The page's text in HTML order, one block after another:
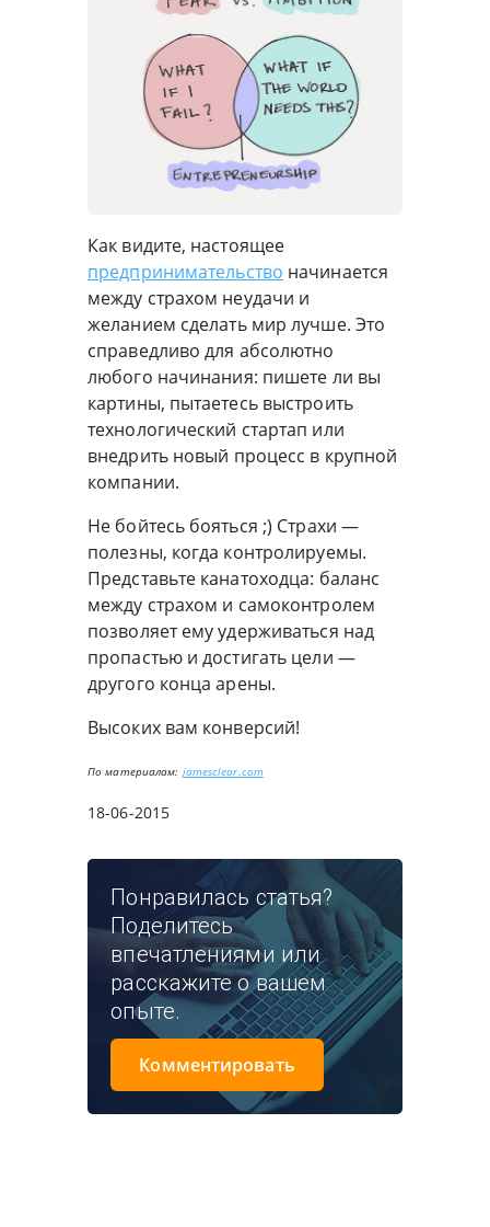
Как видите, настоящее
предпринимательство начинается
между страхом неудачи и
желанием сделать мир лучше. Это
справедливо для абсолютно
любого начинания: пишете ли вы
картины, пытаетесь выстроить
технологический стартап или
внедрить новый процесс в крупной
компании.
Не бойтесь бояться ;) Страхи —
полезны, когда контролируемы.
Представьте канатоходца: баланс
между страхом и самоконтролем
позволяет ему удерживаться над
пропастью и достигать цели —
другого конца арены.
Высоких вам конверсий!
По материалам: jamesclear.com
18-06-2015
Понравилась статья?
Поделитесь
впечатлениями или
расскажите о вашем
опыте.
Комментировать